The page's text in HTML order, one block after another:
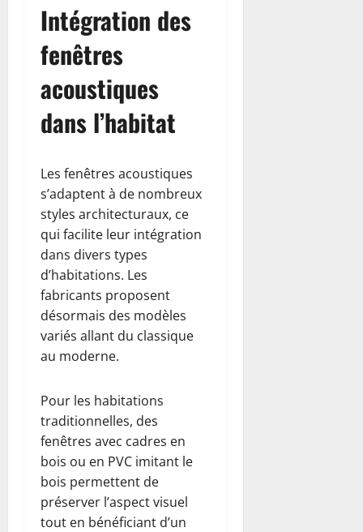
Intégration des
fenêtres
acoustiques
dans l’habitat
Les fenêtres acoustiques
s’adaptent à de nombreux
styles architecturaux, ce
qui facilite leur intégration
dans divers types
d’habitations. Les
fabricants proposent
désormais des modèles
variés allant du classique
au moderne.
Pour les habitations
traditionnelles, des
fenêtres avec cadres en
bois ou en PVC imitant le
bois permettent de
préserver l’aspect visuel
tout en bénéficiant d’un